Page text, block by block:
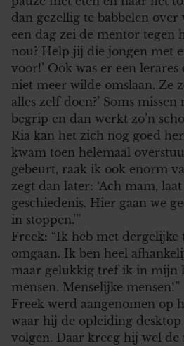
dan gezellig te babbelen over
een dag zei de mentor tegen
nou? Help jij die jongen met
voor!’ Ook was er een
niet meer wilde omslaan. Ze
alles zelf doen?’ Soms
begrip en dan werkt zo’n
Ria kan het zich nog goed
kwam toen helemaal
gebeurt, raak ik ook enorm
zegt dan later: ‘Ach mam,
geschiedenis. Hier gaan we
in stoppen.’”
Freek: “Ik heb met dergelijke
omgaan. Ik ben heel
maar gelukkig tref ik in mijn
mensen. Menselijke mensen!”
Freek werd aangenomen op
waar hij de opleiding
volgen. Daar kreeg hij wel de